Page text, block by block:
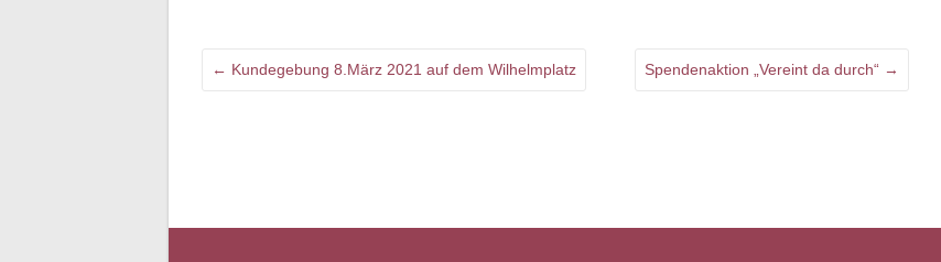
← Kundegebung 8.März 2021 auf dem Wilhelmplatz Spendenaktion „Vereint da durch“ →